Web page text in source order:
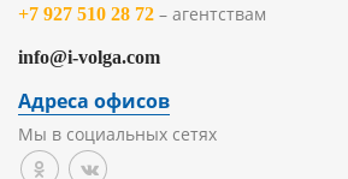
+7 927 510 28 72 – агентствам
info@i-volga.com
Адреса офисов
Мы в социальных сетях